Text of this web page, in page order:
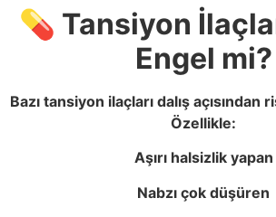
💊 Tansiyon
Engel mi?
Bazı tansiyon ilaçları dalış
Özellikle:
Aşırı halsizlik yapan
Nabzı çok düşüren